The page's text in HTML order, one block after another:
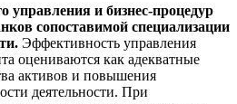
управления и бизнес-процедур
сопоставимой специализации
Эффективность управления
оцениваются как адекватные
активов и повышения
деятельности. При